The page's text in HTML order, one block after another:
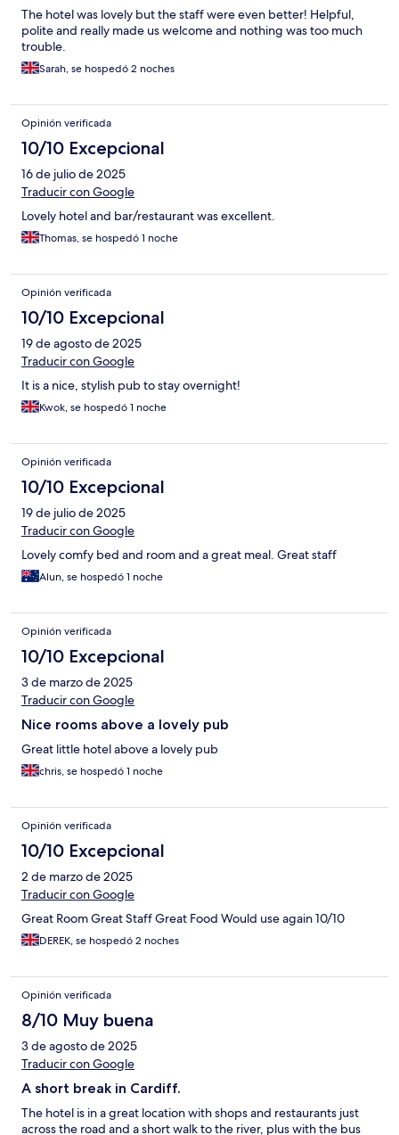
The hotel was lovely but the staff were even better! Helpful,
polite and really made us welcome and nothing was too much
trouble.
Sarah, se hospedó 2 noches
Opinión verificada
10/10 Excepcional
16 de julio de 2025
Traducir con Google
Lovely hotel and bar/restaurant was excellent.
Thomas, se hospedó 1 noche
Opinión verificada
10/10 Excepcional
19 de agosto de 2025
Traducir con Google
It is a nice, stylish pub to stay overnight!
Kwok, se hospedó 1 noche
Opinión verificada
10/10 Excepcional
19 de julio de 2025
Traducir con Google
Lovely comfy bed and room and a great meal. Great staff
Alun, se hospedó 1 noche
Opinión verificada
10/10 Excepcional
3 de marzo de 2025
Traducir con Google
Nice rooms above a lovely pub
Great little hotel above a lovely pub
chris, se hospedó 1 noche
Opinión verificada
10/10 Excepcional
2 de marzo de 2025
Traducir con Google
Great Room Great Staff Great Food Would use again 10/10
DEREK, se hospedó 2 noches
Opinión verificada
8/10 Muy buena
3 de agosto de 2025
Traducir con Google
A short break in Cardiff.
The hotel is in a great location with shops and restaurants just
across the road and a short walk to the river, plus with the bus